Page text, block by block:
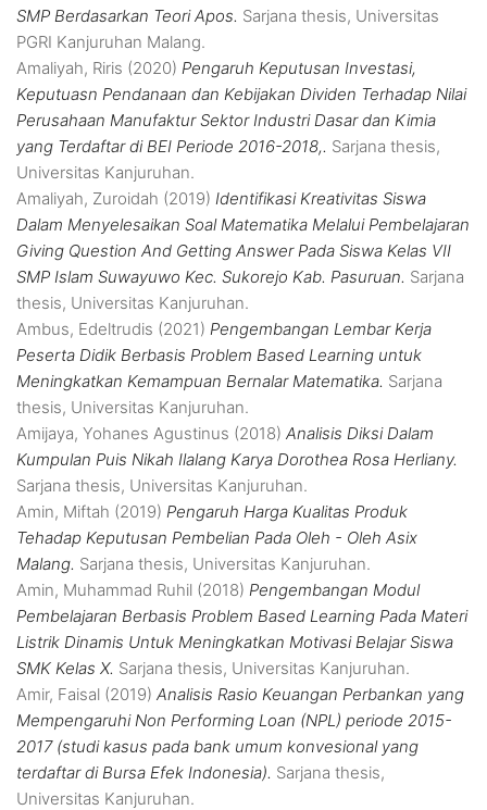
SMP Berdasarkan Teori Apos. Sarjana thesis, Universitas
PGRI Kanjuruhan Malang.
Amaliyah, Riris (2020) Pengaruh Keputusan Investasi,
Keputuasn Pendanaan dan Kebijakan Dividen Terhadap Nilai
Perusahaan Manufaktur Sektor Industri Dasar dan Kimia
yang Terdaftar di BEI Periode 2016-2018,. Sarjana thesis,
Universitas Kanjuruhan.
Amaliyah, Zuroidah (2019) Identifikasi Kreativitas Siswa
Dalam Menyelesaikan Soal Matematika Melalui Pembelajaran
Giving Question And Getting Answer Pada Siswa Kelas VII
SMP Islam Suwayuwo Kec. Sukorejo Kab. Pasuruan. Sarjana
thesis, Universitas Kanjuruhan.
Ambus, Edeltrudis (2021) Pengembangan Lembar Kerja
Peserta Didik Berbasis Problem Based Learning untuk
Meningkatkan Kemampuan Bernalar Matematika. Sarjana
thesis, Universitas Kanjuruhan.
Amijaya, Yohanes Agustinus (2018) Analisis Diksi Dalam
Kumpulan Puis Nikah Ilalang Karya Dorothea Rosa Herliany.
Sarjana thesis, Universitas Kanjuruhan.
Amin, Miftah (2019) Pengaruh Harga Kualitas Produk
Tehadap Keputusan Pembelian Pada Oleh - Oleh Asix
Malang. Sarjana thesis, Universitas Kanjuruhan.
Amin, Muhammad Ruhil (2018) Pengembangan Modul
Pembelajaran Berbasis Problem Based Learning Pada Materi
Listrik Dinamis Untuk Meningkatkan Motivasi Belajar Siswa
SMK Kelas X. Sarjana thesis, Universitas Kanjuruhan.
Amir, Faisal (2019) Analisis Rasio Keuangan Perbankan yang
Mempengaruhi Non Performing Loan (NPL) periode 2015-
2017 (studi kasus pada bank umum konvesional yang
terdaftar di Bursa Efek Indonesia). Sarjana thesis,
Universitas Kanjuruhan.